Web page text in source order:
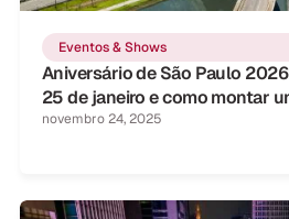
Eventos & Shows
Aniversário de São Paulo
25 de janeiro e como montar
novembro 24, 2025